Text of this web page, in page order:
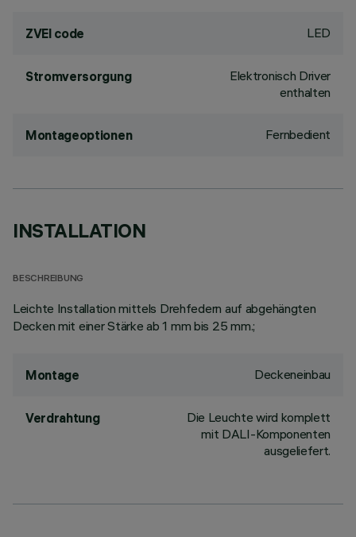
ZVEI code LED
Stromversorgung
Elektronisch Driver
enthalten
Montageoptionen Fernbedient
INSTALLATION
BESCHREIBUNG
Leichte Installation mittels Drehfedern auf abgehängten
Decken mit einer Stärke ab 1 mm bis 25 mm.;
Montage Deckeneinbau
Verdrahtung
Die Leuchte wird komplett
mit DALI-Komponenten
ausgeliefert.